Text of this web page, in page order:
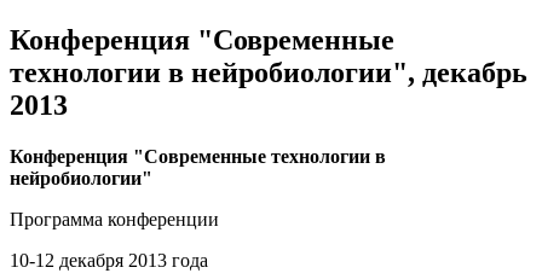
Конференция "Современные
технологии в нейробиологии", декабрь
2013
Конференция "Современные технологии в
нейробиологии"
Программа конференции
10-12 декабря 2013 года